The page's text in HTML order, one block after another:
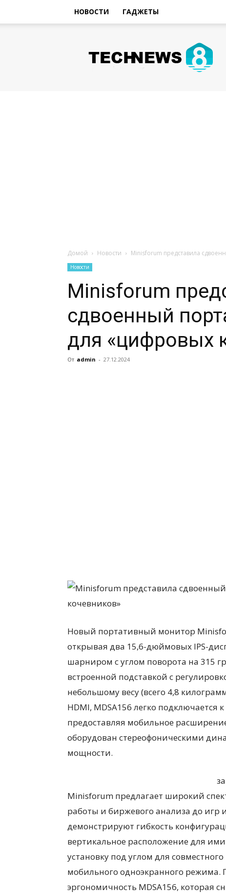
НОВОСТИ ГАДЖЕТЫ
Tech
Новости
Домой Новости Minisforum представила
Новости
Minisforum
сдвоенный
для «цифровых
От admin - 27.12.2024
Новый портативный монитор
открывая два 15,6-дюймовых IPS-
шарниром с углом поворота на 315
встроенной подставкой с
небольшому весу (всего 4,8
HDMI, MDSA156 легко
предоставляя мобильное
оборудован стереофоническими
мощности.
Minisforum предлагает широкий
работы и биржевого анализа до игр
демонстрируют гибкость
вертикальное расположение для
установку под углом для
мобильного одноэкранного режима.
эргономичность MDSA156, которая